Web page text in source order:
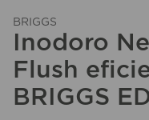
BRIGGS
Inodoro
Flush
BRIGGS
6.
escritorio
7 .
cerradura
8.
aspiradora
9.
fregadero